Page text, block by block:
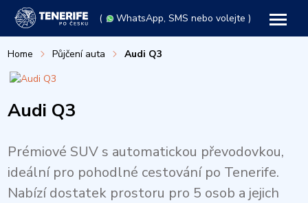
( WhatsApp, SMS nebo volejte )
Home Půjčení auta Audi Q3
Audi Q3
Prémiové SUV s automatickou převodovkou,
ideální pro pohodlné cestování po Tenerife.
Nabízí dostatek prostoru pro 5 osob a jejich